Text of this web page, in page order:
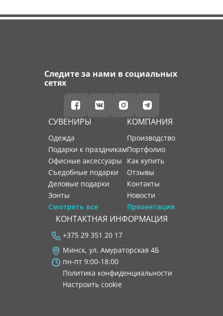
Следите за нами в социальных
сетях
СУВЕНИРЫ
Одежда
Подарки к праздникам
Офисные аксессуары
Съедобные подарки
Деловые подарки
Зонты
Смотреть все
КОМПАНИЯ
производство
портфолио
как купить
отзывы
контакты
новости
Презентация
КОНТАКТНАЯ ИНФОРМАЦИЯ
+375 29 351 20 17
Минск, ул. Амураторская 4Б
пн-пт 9:00-18:00
Политика конфиденциальности
Настроить cookie